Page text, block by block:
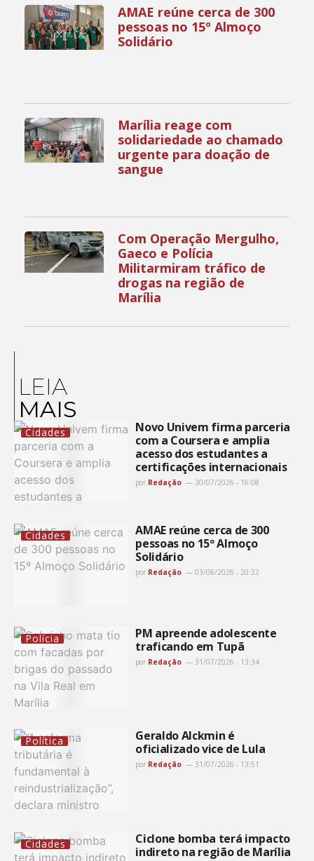
AMAE reúne cerca de 300
pessoas no 15º Almoço
Solidário
Marília reage com
solidariedade ao chamado
urgente para doação de
sangue
Com Operação Mergulho,
Gaeco e Polícia
Militarmiram tráfico de
drogas na região de
Marília
LEIA
MAIS
Cidades
Novo Univem firma parceria
com a Coursera e amplia
acesso dos estudantes a
certificações internacionais
por Redação 30/07/2026 - 16:08
Cidades
AMAE reúne cerca de 300
pessoas no 15º Almoço
Solidário
por Redação 03/08/2026 - 20:32
Polícia
PM apreende adolescente
traficando em Tupã
por Redação 31/07/2026 - 13:34
Política
Geraldo Alckmin é
oficializado vice de Lula
por Redação 31/07/2026 - 13:51
Cidades
Ciclone bomba terá impacto
indireto na região de Marília